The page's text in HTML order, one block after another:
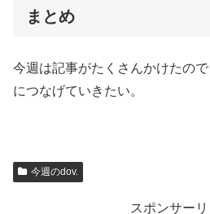
まとめ
今週は記事がたくさんかけたの
につなげていきたい。
今週のdov.
スポンサーリ